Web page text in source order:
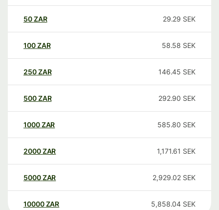
50ZAR 29.29 SEK
100ZAR 58.58 SEK
250ZAR 146.45 SEK
500ZAR 292.90 SEK
1000ZAR 585.80 SEK
2000ZAR 1,171.61 SEK
5000ZAR 2,929.02 SEK
10000 ZAR 5,858.04 SEK